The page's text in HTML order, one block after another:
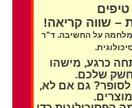
– שווה קריאה!
על החשיבה. ד"ר
כרגע, מישהו
שלכם.
גם אם לא,